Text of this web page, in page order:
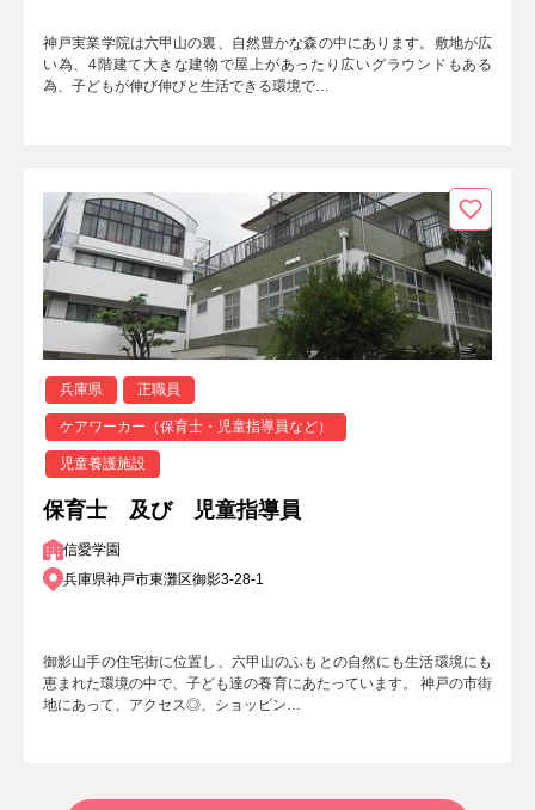
神戸実業学院は六甲山の裏、自然豊かな森の中にあります。敷地が広
い為、4階建て大きな建物で屋上があったり広いグラウンドもある
為、子どもが伸び伸びと生活できる環境で…
兵庫県 正職員
ケアワーカー（保育士・児童指導員など）
児童養護施設
保育士 及び 児童指導員
信愛学園
兵庫県神戸市東灘区御影3-28-1
御影山手の住宅街に位置し、六甲山のふもとの自然にも生活環境にも
恵まれた環境の中で、子ども達の養育にあたっています。 神戸の市街
地にあって、アクセス◎、ショッピン…